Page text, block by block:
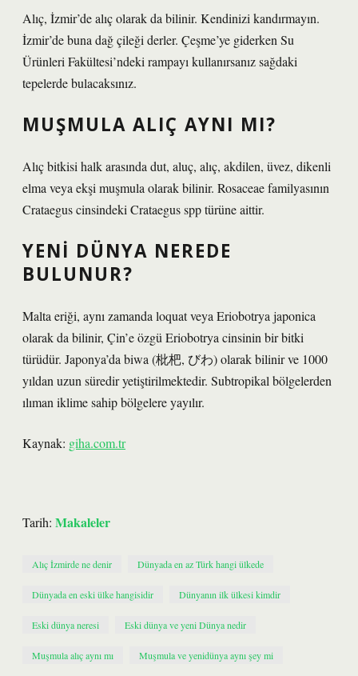
Alıç, İzmir’de alıç olarak da bilinir. Kendinizi kandırmayın.
İzmir’de buna dağ çileği derler. Çeşme’ye giderken Su
Ürünleri Fakültesi’ndeki rampayı kullanırsanız sağdaki
tepelerde bulacaksınız.
MUŞMULA ALIÇ AYNI MI?
Alıç bitkisi halk arasında dut, aluç, alıç, akdilen, üvez, dikenli
elma veya ekşi muşmula olarak bilinir. Rosaceae familyasının
Crataegus cinsindeki Crataegus spp türüne aittir.
YENI DÜNYA NEREDE
BULUNUR?
Malta eriği, aynı zamanda loquat veya Eriobotrya japonica
olarak da bilinir, Çin’e özgü Eriobotrya cinsinin bir bitki
türüdür. Japonya’da biwa (枇杷, びわ) olarak bilinir ve 1000
yıldan uzun süredir yetiştirilmektedir. Subtropikal bölgelerden
ılıman iklime sahip bölgelere yayılır.
Kaynak: giha.com.tr
Tarih: Makaleler
Alıç İzmirde ne denir Dünyada en az Türk hangi ülkede
Dünyada en eski ülke hangisidir Dünyanın ilk ülkesi kimdir
Eski dünya neresi Eski dünya ve yeni Dünya nedir
Muşmula alıç aynı mı Muşmula ve yenidünya aynı şey mi